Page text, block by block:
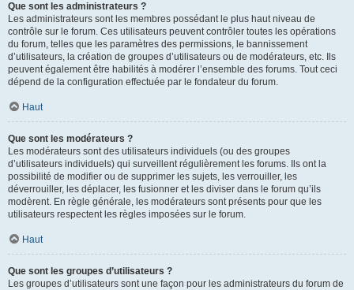
Que sont les administrateurs ?
Les administrateurs sont les membres possédant le plus haut niveau de
contrôle sur le forum. Ces utilisateurs peuvent contrôler toutes les opérations
du forum, telles que les paramètres des permissions, le bannissement
d’utilisateurs, la création de groupes d’utilisateurs ou de modérateurs, etc. Ils
peuvent également être habilités à modérer l’ensemble des forums. Tout ceci
dépend de la configuration effectuée par le fondateur du forum.
Haut
Que sont les modérateurs ?
Les modérateurs sont des utilisateurs individuels (ou des groupes
d’utilisateurs individuels) qui surveillent régulièrement les forums. Ils ont la
possibilité de modifier ou de supprimer les sujets, les verrouiller, les
déverrouiller, les déplacer, les fusionner et les diviser dans le forum qu’ils
modèrent. En règle générale, les modérateurs sont présents pour que les
utilisateurs respectent les règles imposées sur le forum.
Haut
Que sont les groupes d’utilisateurs ?
Les groupes d’utilisateurs sont une façon pour les administrateurs du forum de